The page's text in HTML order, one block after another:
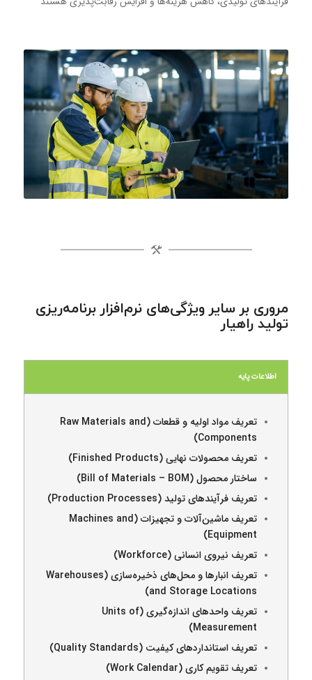
مروری بر سایر ویژگی‌های نرم‌افزار برنامه‌ریزی
تولید راهیار
اطلاعات پایه
تعریف مواد اولیه و قطعات (Raw Materials and
Components)
تعریف محصولات نهایی (Finished Products)
ساختار محصول (Bill of Materials – BOM)
تعریف فرآیندهای تولید (Production Processes)
تعریف ماشین‌آلات و تجهیزات (Machines and
Equipment)
تعریف نیروی انسانی (Workforce)
تعریف انبارها و محل‌های ذخیره‌سازی (Warehouses
and Storage Locations)
تعریف واحدهای اندازه‌گیری (Units of
Measurement)
تعریف استانداردهای کیفیت (Quality Standards)
تعریف تقویم کاری (Work Calendar)